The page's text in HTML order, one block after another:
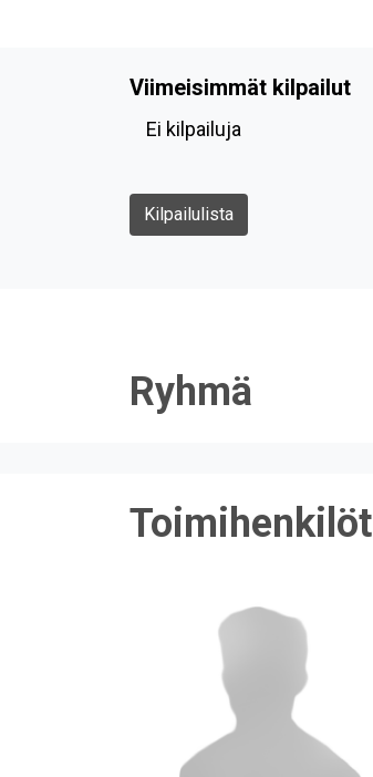
Viimeisimmät kilpailut
Ei kilpailuja
Kilpailulista
Ryhmä
Toimihenkilöt